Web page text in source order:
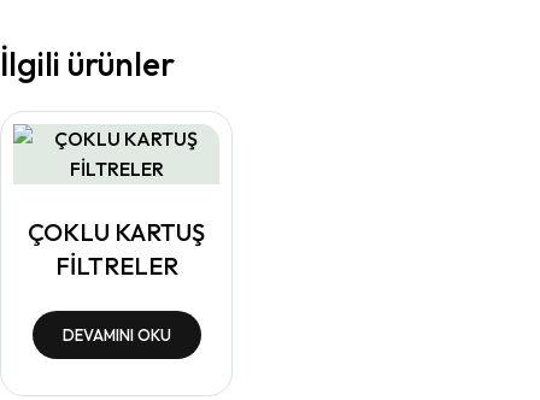
İlgili ürünler
ÇOKLU KARTUŞ
FİLTRELER
DEVAMINI OKU